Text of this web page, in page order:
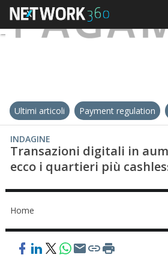
Ultimi articoli Payment regulation
INDAGINE
Transazioni digitali in
ecco i quartieri più
Home